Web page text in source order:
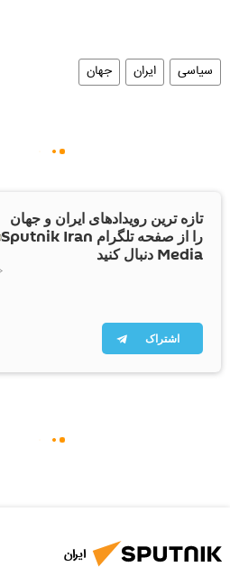
سیاسی ایران جهان
تازه ترین رویدادهای ایران و جهان
را از صفحه تلگرام Sputnik Iran
Media دنبال کنید
اشتراک
ایران